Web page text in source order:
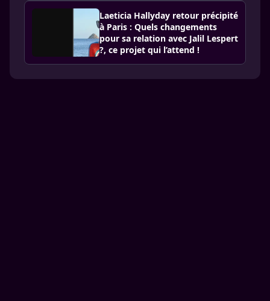
Laeticia Hallyday retour précipité
à Paris : Quels changements
pour sa relation avec Jalil Lespert
?, ce projet qui l’attend !